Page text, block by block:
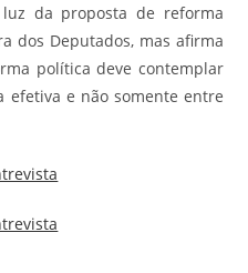
da proposta de reforma
dos Deputados, mas afirma
política deve contemplar
efetiva e não somente entre